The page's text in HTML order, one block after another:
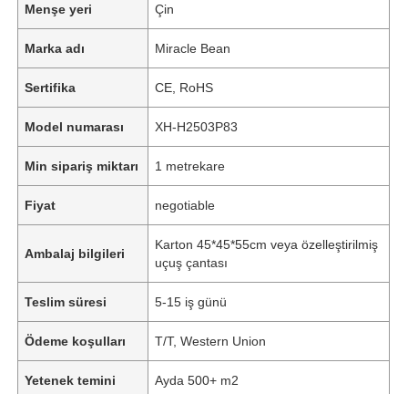
Menşe yeri Çin
Marka adı Miracle Bean
Sertifika CE, RoHS
Model numarası XH-H2503P83
Min sipariş miktarı 1 metrekare
Fiyat negotiable
Ambalaj bilgileri
Karton 45*45*55cm veya özelleştirilmiş
uçuş çantası
Teslim süresi 5-15 iş günü
Ödeme koşulları T/T, Western Union
Yetenek temini Ayda 500+ m2